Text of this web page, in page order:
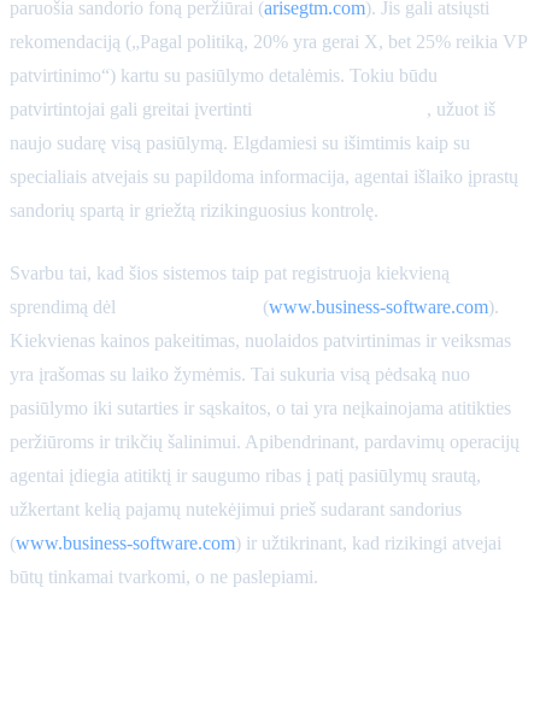
paruošia sandorio foną peržiūrai (arisegtm.com). Jis gali atsiųsti
rekomendaciją („Pagal politiką, 20% yra gerai X, bet 25% reikia VP
patvirtinimo“) kartu su pasiūlymo detalėmis. Tokiu būdu
patvirtintojai gali greitai įvertinti
, užuot iš
naujo sudarę visą pasiūlymą. Elgdamiesi su išimtimis kaip su
specialiais atvejais su papildoma informacija, agentai išlaiko įprastų
sandorių spartą ir griežtą rizikinguosius kontrolę.
Svarbu tai, kad šios sistemos taip pat registruoja kiekvieną
sprendimą dėl
(www.business-software.com).
Kiekvienas kainos pakeitimas, nuolaidos patvirtinimas ir veiksmas
yra įrašomas su laiko žymėmis. Tai sukuria visą pėdsaką nuo
pasiūlymo iki sutarties ir sąskaitos, o tai yra neįkainojama atitikties
peržiūroms ir trikčių šalinimui. Apibendrinant, pardavimų operacijų
agentai įdiegia atitiktį ir saugumo ribas į patį pasiūlymų srautą,
užkertant kelią pajamų nutekėjimui prieš sudarant sandorius
(www.business-software.com) ir užtikrinant, kad rizikingi atvejai
būtų tinkamai tvarkomi, o ne paslepiami.